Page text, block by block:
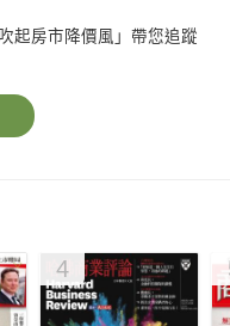
起房市降價風」帶您追蹤
什麼，卻是意外堅持
不用勉強，租屋也可
實十分冗長，至少看過五
4